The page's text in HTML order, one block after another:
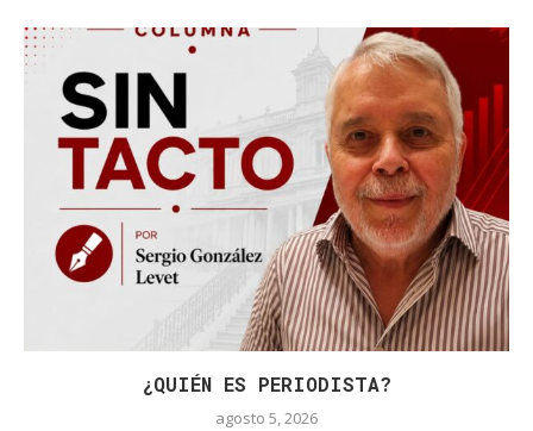
¿QUIÉN ES PERIODISTA?
agosto 5, 2026